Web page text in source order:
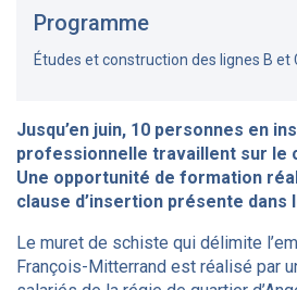
Programme
Études et construction des lignes B et
Jusqu’en juin, 10 personnes en
professionnelle travaillent sur le
Une opportunité de formation
clause d’insertion présente dans
Le muret de schiste qui délimite
François-Mitterrand est réalisé par